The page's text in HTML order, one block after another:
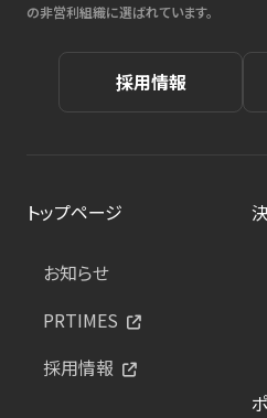
の非営利組織に選ばれています。
採用情報
トップページ
お知らせ
PRTIMES
採用情報